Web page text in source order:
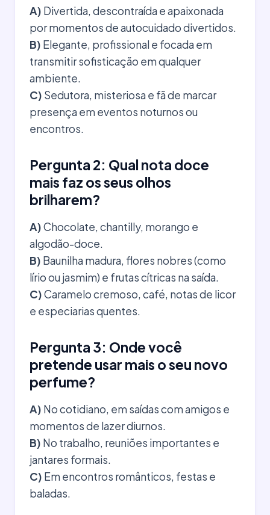
A) Divertida, descontraída e apaixonada
por momentos de autocuidado divertidos.
B) Elegante, profissional e focada em
transmitir sofisticação em qualquer
ambiente.
C) Sedutora, misteriosa e fã de marcar
presença em eventos noturnos ou
encontros.
Pergunta 2: Qual nota doce
mais faz os seus olhos
brilharem?
A)Chocolate, chantilly, morango e
algodão-doce.
B) Baunilha madura, flores nobres (como
lírio ou jasmim) e frutas cítricas na saída.
C)Caramelo cremoso, café, notas de licor
e especiarias quentes.
Pergunta 3: Onde você
pretende usar mais o seu novo
perfume?
A) No cotidiano, em saídas com amigos e
momentos de lazer diurnos.
B) No trabalho, reuniões importantes e
jantares formais.
C) Em encontros românticos, festas e
baladas.